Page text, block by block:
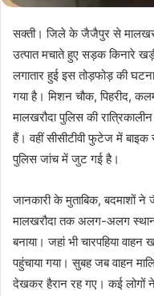
सक्ती। जिले के जैजैपुर से
उत्पात मचाते हुए सड़क किनारे
लगातार हुई इस तोड़फोड़ की
गया है। मिशन चौक, पिहरीद,
मालखरौदा पुलिस की
हैं। वहीं सीसीटीवी फुटेज में
पुलिस जांच में जुट गई है।
जानकारी के मुताबिक, बदमाशों
मालखरौदा तक अलग-अलग
बनाया। जहां भी चारपहिया
पहुंचाया गया। सुबह जब वाहन
देखकर हैरान रह गए। कई लोगों